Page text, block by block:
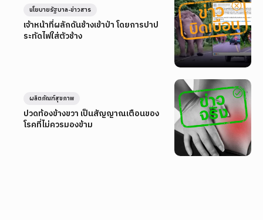
เจ้าหน้าที่ผลักดันช้างเข้าป่า โดยการปาป
ระทัดไฟใส่ตัวช้าง
นโยบายรัฐบาล-ข่าวสาร
ปวดท้องข้างขวา เป็นสัญญาณเตือนของ
โรคที่ไม่ควรมองข้าม
ผลิตภัณฑ์สุขภาพ